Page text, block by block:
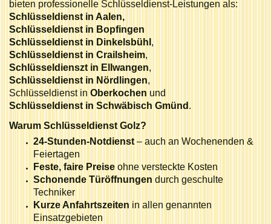
bieten professionelle Schlüsseldienst-Leistungen als:
Schlüsseldienst in Aalen,
Schlüsseldienst in Bopfingen
Schlüsseldienst in Dinkelsbühl ,
Schlüsseldienst in Crailsheim,
Schlüsseldienszt in Ellwangen,
Schlüsseldienst in Nördlingen,
Schlüsseldienst in Oberkochen und
Schlüsseldienst in Schwäbisch Gmünd .
Warum Schlüsseldienst Golz?
24-Stunden-Notdienst – auch an Wochenenden &
Feiertagen
Feste, faire Preise ohne versteckte Kosten
Schonende Türöffnungen durch geschulte
Techniker
Kurze Anfahrtszeiten in allen genannten
Einsatzgebieten